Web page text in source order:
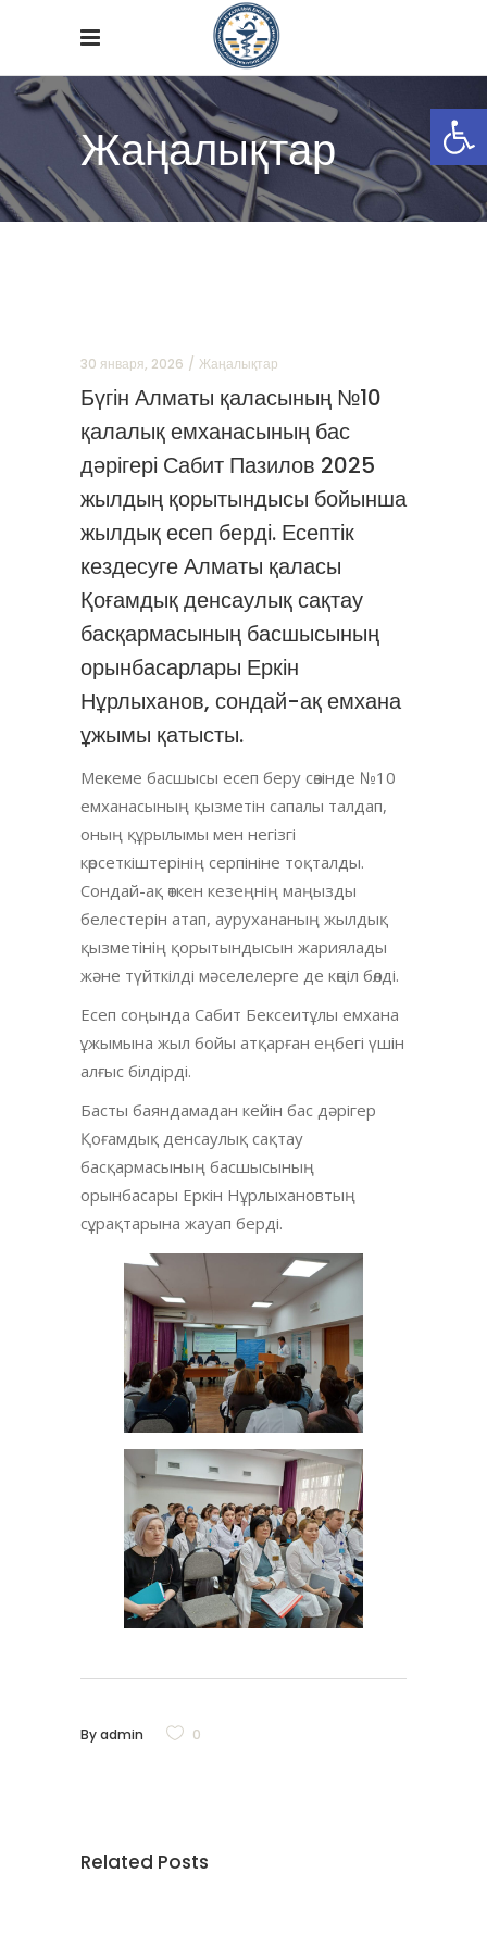
Жаңалықтар
30 января, 2026 Жаңалықтар
Бүгін Алматы қаласының №10
қалалық емханасының бас
дәрігері Сабит Пазилов 2025
жылдың қорытындысы бойынша
жылдық есеп берді. Есептік
кездесуге Алматы қаласы
Қоғамдық денсаулық сақтау
басқармасының басшысының
орынбасарлары Еркін
Нұрлыханов, сондай-ақ емхана
ұжымы қатысты.
Мекеме басшысы есеп беру сөзінде №10
емханасының қызметін сапалы талдап,
оның құрылымы мен негізгі
көрсеткіштерінің серпініне тоқталды.
Сондай-ақ өткен кезеңнің маңызды
белестерін атап, аурухананың жылдық
қызметінің қорытындысын жариялады
және түйткілді мәселелерге де көңіл бөлді.
Есеп соңында Сабит Бексеитұлы емхана
ұжымына жыл бойы атқарған еңбегі үшін
алғыс білдірді.
Басты баяндамадан кейін бас дәрігер
Қоғамдық денсаулық сақтау
басқармасының басшысының
орынбасары Еркін Нұрлыхановтың
сұрақтарына жауап берді.
Byadmin 0
Related Posts